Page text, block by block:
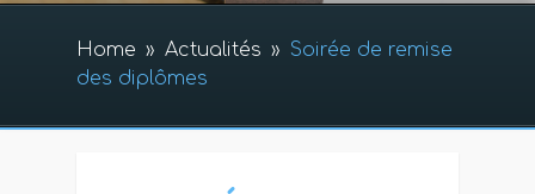
Home » Actualités » Soirée de remise
des diplômes